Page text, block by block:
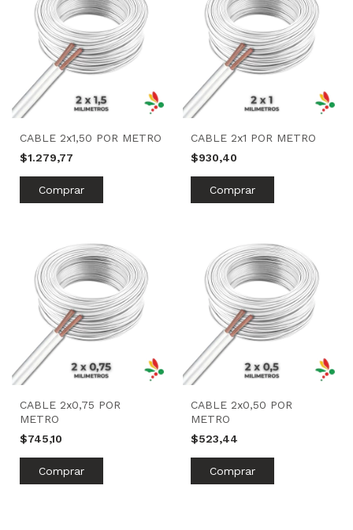
CABLE 2x1,50 POR METRO
$1.279,77
CABLE 2x1 POR METRO
$930,40
CABLE 2x0,75 POR
METRO
$745,10
CABLE 2x0,50 POR
METRO
$523,44